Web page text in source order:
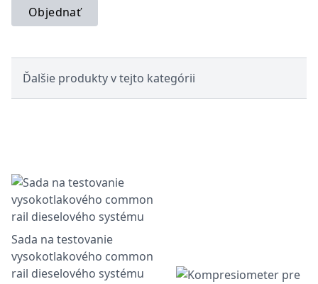
Objednať
Ďalšie produkty v tejto kategórii
Sada na testovanie
vysokotlakového common
rail dieselového systému